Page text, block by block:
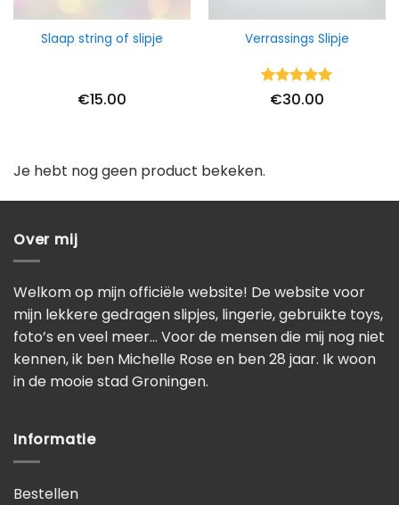
Slaap string of slipje
€15.00
Verrassings Slipje
Waardering
€30.00
Je hebt nog geen product bekeken.
Over mij
Welkom op mijn officiële website! De website voor
mijn lekkere gedragen slipjes, lingerie, gebruikte toys,
foto’s en veel meer… Voor de mensen die mij nog niet
kennen, ik ben Michelle Rose en ben 28 jaar. Ik woon
in de mooie stad Groningen.
Informatie
Bestellen